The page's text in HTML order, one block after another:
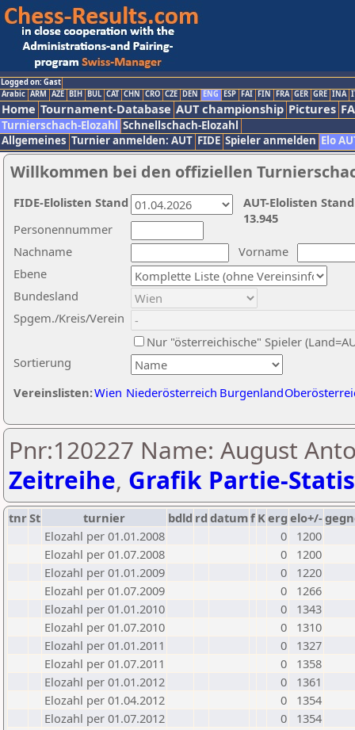
Logged on: Gast
Arabic ARM AZE BIH BUL CAT CHN CRO CZE DEN ENG ESP FAI FIN FRA GER GRE INA
Home Tournament-Database AUT championship Pictures
Turnierschach-Elozahl Schnellschach-Elozahl
Allgemeines Turnier anmelden: AUT FIDE Spieler anmelden Elo
Willkommen bei den offiziellen
Nachname
Vorname
Ebene
Sortierung
Personennummer
Bundesland
Spgem./Kreis/Verein
Nur "österreichische" Spieler
Vereinslisten:Wien Niederösterreich Burgenland
AUT-Elolisten
13.945
FIDE-Elolisten Stand
Pnr:120227 Name: August
Zeitreihe, Grafik Partie-
tnrSt turnier bdld rd datumf Kerg elo+/-
Elozahl per 01.01.2008
0
1200
Elozahl per 01.07.2008
0
1200
Elozahl per 01.01.2009
0
1220
Elozahl per 01.07.2009
0
1266
Elozahl per 01.01.2010
0
1343
Elozahl per 01.07.2010
0
1310
Elozahl per 01.01.2011
0
1327
Elozahl per 01.07.2011
0
1358
Elozahl per 01.01.2012
0
1361
Elozahl per 01.04.2012
0
1354
Elozahl per 01.07.2012
0
1354